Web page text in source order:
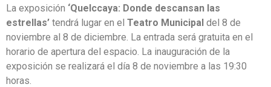
La exposición ‘Quelccaya: Donde descansan las
estrellas’ tendrá lugar en el Teatro Municipal del 8 de
noviembre al 8 de diciembre. La entrada será gratuita en el
horario de apertura del espacio. La inauguración de la
exposición se realizará el día 8 de noviembre a las 19:30
horas.